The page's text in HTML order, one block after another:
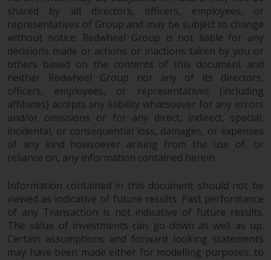
Einschränkungen zu informieren
und diese zu beachten. Auf dieser
Website erwähnte Produkte oder
Dienstleistungen sind nur für den
Vertrieb in jenen
Gerichtsbarkeiten bestimmt, in
denen und an diejenigen
Personen, denen das Anbieten
solcher Produkte und
Dienstleistungen gestattet ist.
Informationen für Anleger in der
Schweiz
Dies ist ein Werbedokument.
shared by all directors, officers, employees, or
representatives of Group and may be subject to change
without notice. Redwheel Group is not liable for any
decisions made or actions or inactions taken by you or
others based on the contents of this document and
neither Redwheel Group nor any of its directors,
officers, employees, or representatives (including
affiliates) accepts any liability whatsoever for any errors
and/or omissions or for any direct, indirect, special,
incidental, or consequential loss, damages, or expenses
of any kind howsoever arising from the use of, or
reliance on, any information contained herein.
Information contained in this document should not be
viewed as indicative of future results. Past performance
of any Transaction is not indicative of future results.
The value of investments can go down as well as up.
Certain assumptions and forward looking statements
may have been made either for modelling purposes, to